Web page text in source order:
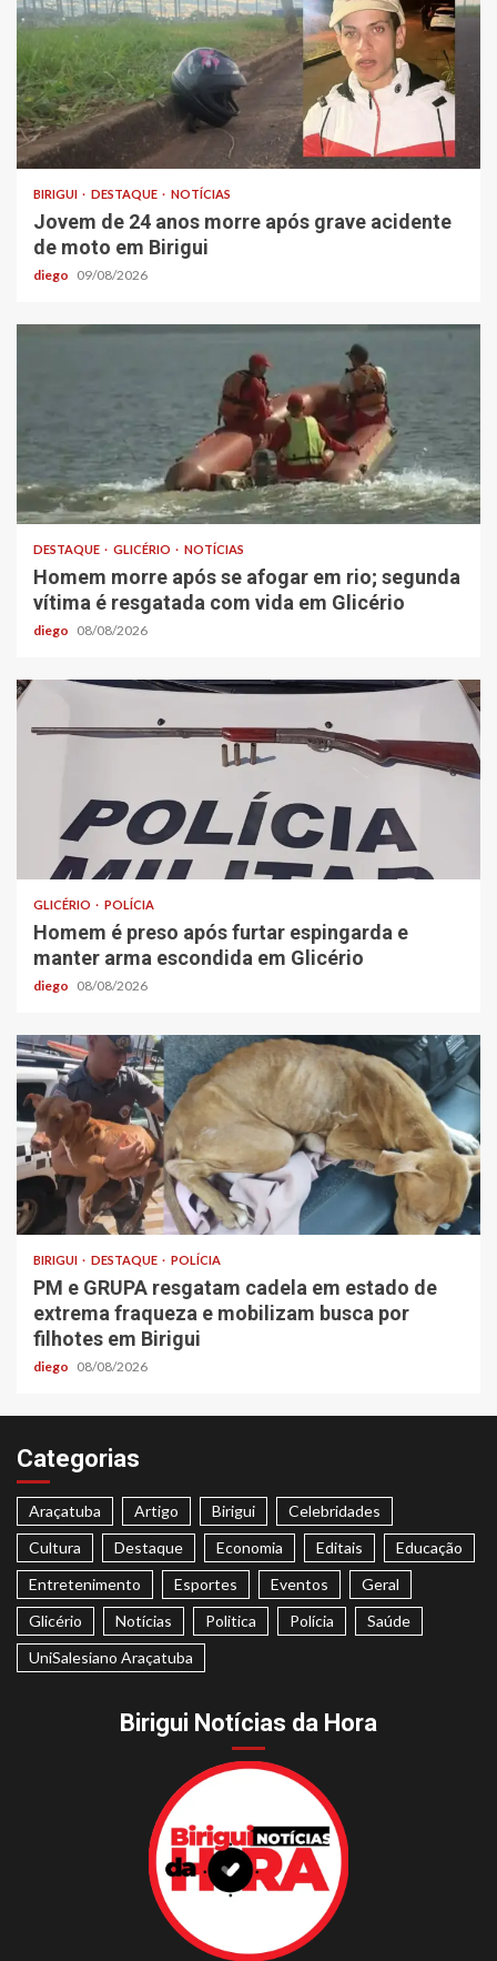
BIRIGUI DESTAQUE NOTÍCIAS
Jovem de 24 anos morre após grave acidente
de moto em Birigui
diego 09/08/2026
DESTAQUE GLICÉRIO NOTÍCIAS
Homem morre após se afogar em rio; segunda
vítima é resgatada com vida em Glicério
diego 08/08/2026
GLICÉRIO POLÍCIA
Homem é preso após furtar espingarda e
manter arma escondida em Glicério
diego 08/08/2026
BIRIGUI DESTAQUE POLÍCIA
PM e GRUPA resgatam cadela em estado de
extrema fraqueza e mobilizam busca por
filhotes em Birigui
diego 08/08/2026
Categorias
Araçatuba Artigo Birigui
Celebridades
Cultura
Destaque Economia Editais
Educação
Entretenimento
Esportes Eventos
Geral
Glicério
Notícias Politica Polícia
Saúde
UniSalesiano Araçatuba
Birigui Notícias da Hora